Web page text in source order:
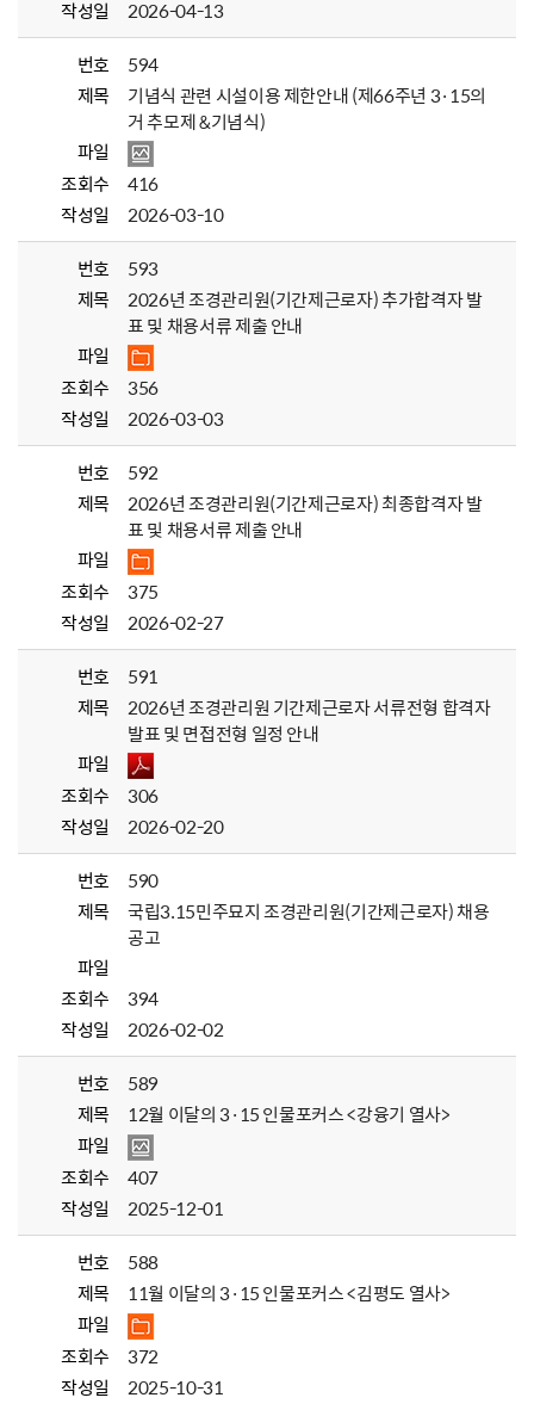
작성일
2026-04-13
번호
594
제목
기념식 관련 시설이용 제한안내 (제66주년 3·15의
거 추모제 &기념식)
파일
조회수
416
작성일
2026-03-10
번호
593
제목
2026년 조경관리원(기간제근로자) 추가합격자 발
표 및 채용서류 제출 안내
파일
조회수
356
작성일
2026-03-03
번호
592
제목
2026년 조경관리원(기간제근로자) 최종합격자 발
표 및 채용서류 제출 안내
파일
조회수
375
작성일
2026-02-27
번호
591
제목
2026년 조경관리원 기간제근로자 서류전형 합격자
발표 및 면접전형 일정 안내
파일
조회수
306
작성일
2026-02-20
번호
590
제목
국립3.15민주묘지 조경관리원(기간제근로자) 채용
공고
파일
조회수
394
작성일
2026-02-02
번호
589
제목
12월 이달의 3·15 인물포커스 <강융기 열사>
파일
조회수
407
작성일
2025-12-01
번호
588
제목
11월 이달의 3·15 인물포커스 <김평도 열사>
파일
조회수
372
작성일
2025-10-31